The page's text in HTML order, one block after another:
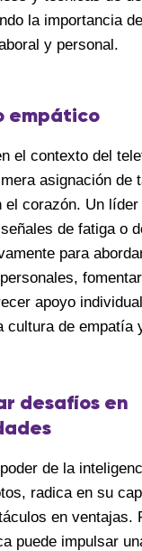
la importancia
y personal.
empático
el contexto del
asignación de
el corazón. Un
de fatiga o
para
apoyo
cultura de empatía
desafíos en
de la
radica en su
en ventajas.
puede impulsar